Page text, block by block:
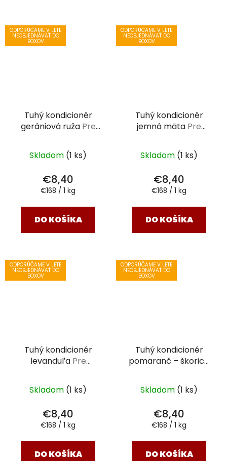
ODPORÚČAME V LETE
NEOBJEDNÁVAŤ DO
BOXOV
Tuhý kondicionér
gerániová ruža Pre
vlasy 50 g
Skladom (1 ks)
€8,40
Jednotková
€168 / 1 kg
DO KOŠÍKA
ODPORÚČAME V LETE
NEOBJEDNÁVAŤ DO
BOXOV
Tuhý kondicionér
jemná mäta Pre
vlasy 50 g
Skladom (1 ks)
€8,40
Jednotková
€168 / 1 kg
DO KOŠÍKA
ODPORÚČAME V LETE
NEOBJEDNÁVAŤ DO
BOXOV
Tuhý kondicionér
levanduľa Pre
Skladom (1 ks)
€8,40
Jednotková
€168 / 1 kg
DO KOŠÍKA
ODPORÚČAME V LETE
NEOBJEDNÁVAŤ DO
BOXOV
Tuhý kondicionér
pomaranč – škorica
zničené vlasy 50 g
Skladom (1 ks)
€8,40
Jednotková
€168 / 1 kg
DO KOŠÍKA